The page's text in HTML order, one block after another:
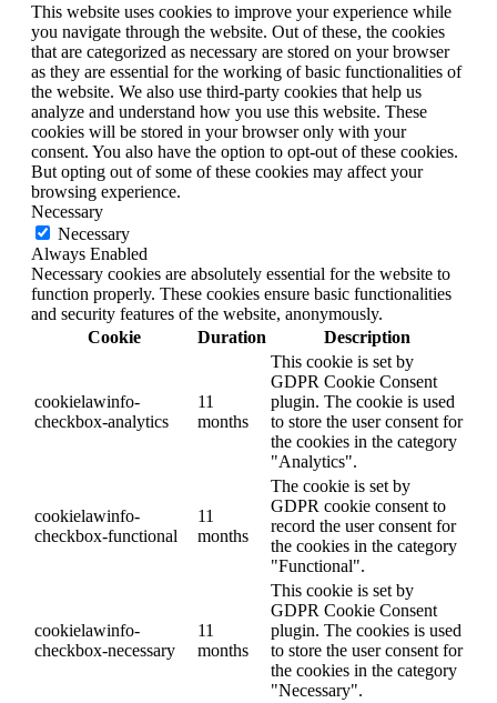
This website uses cookies to improve your experience while
you navigate through the website. Out of these, the cookies
that are categorized as necessary are stored on your browser
as they are essential for the working of basic functionalities of
the website. We also use third-party cookies that help us
analyze and understand how you use this website. These
cookies will be stored in your browser only with your
consent. You also have the option to opt-out of these cookies.
But opting out of some of these cookies may affect your
browsing experience.
Necessary
Necessary
Always Enabled
Necessary cookies are absolutely essential for the website to
function properly. These cookies ensure basic functionalities
and security features of the website, anonymously.
Cookie
Duration Description
cookielawinfo-
checkbox-analytics
11
months
This cookie is set by
GDPR Cookie Consent
plugin. The cookie is used
to store the user consent for
the cookies in the category
"Analytics".
cookielawinfo-
checkbox-functional
11
months
The cookie is set by
GDPR cookie consent to
record the user consent for
the cookies in the category
"Functional".
cookielawinfo-
checkbox-necessary
11
months
This cookie is set by
GDPR Cookie Consent
plugin. The cookies is used
to store the user consent for
the cookies in the category
"Necessary".